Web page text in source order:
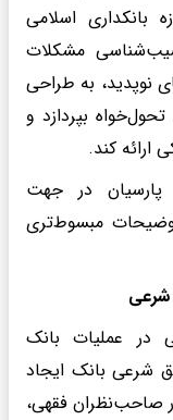
اسلامی
مشکلات
نوپدید، به طراحی
بپردازد و
ارائه کند.
در جهت
مبسوط‌تری
شرعی
در عملیات بانک
شرعی بانک ایجاد
صاحب‌نظران فقهی،